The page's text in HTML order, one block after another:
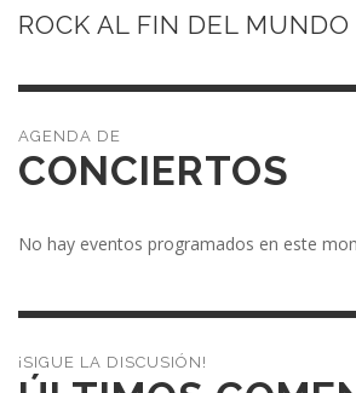
ROCK AL FIN DEL MUNDO
CONCIERTOS
No hay eventos programados en este
¡SIGUE LA DISCUSIÓN!